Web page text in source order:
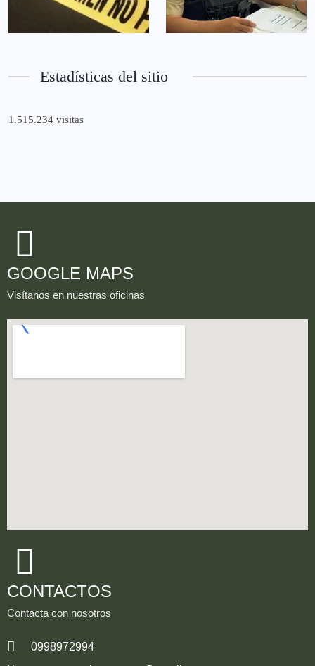
Estadísticas del sitio
1.515.234 visitas
GOOGLE MAPS
Visítanos en nuestras oficinas
CONTACTOS
Contacta con nosotros
0998972994